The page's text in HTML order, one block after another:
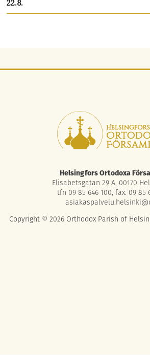
22.8.
Helsingfors Ortodoxa
Elisabetsgatan 29 A, 00170
tfn 09 85 646 100, fax. 09 85
Copyright © 2026 Orthodox Parish of